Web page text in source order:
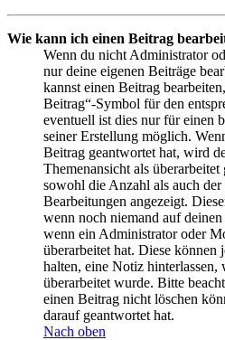
Wie kann ich einen Beitrag
Wenn du nicht Administrator
nur deine eigenen Beiträge
kannst einen Beitrag
Beitrag“-Symbol für den
eventuell ist dies nur für einen
seiner Erstellung möglich.
Beitrag geantwortet hat, wird
Themenansicht als
sowohl die Anzahl als auch
Bearbeitungen angezeigt.
wenn noch niemand auf
wenn ein Administrator oder
überarbeitet hat. Diese können
halten, eine Notiz hinterlassen,
überarbeitet wurde. Bitte
einen Beitrag nicht löschen
darauf geantwortet hat.
Nach oben